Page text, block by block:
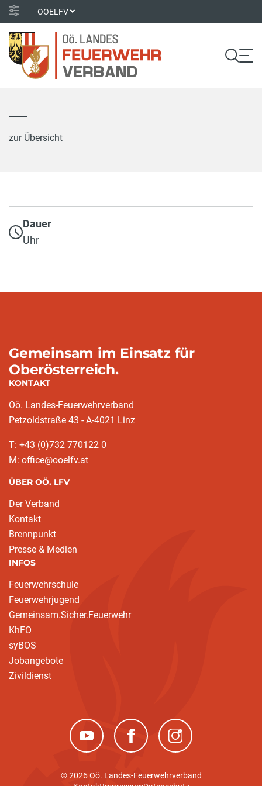
OOELFV
zur Übersicht
Dauer
Uhr
Gemeinsam im Einsatz für
Oberösterreich.
KONTAKT
Oö. Landes-Feuerwehrverband
Petzoldstraße 43 - A-4021 Linz
T: +43 (0)732 770122 0
M: office@ooelfv.at
ÜBER OÖ. LFV
Der Verband
Kontakt
Brennpunkt
Presse & Medien
INFOS
Feuerwehrschule
Feuerwehrjugend
Gemeinsam.Sicher.Feuerwehr
KhFO
syBOS
Jobangebote
Zivildienst
(neues Fenster)(neues Fenster)(neues Fenster)
© 2026 Oö. Landes-Feuerwehrverband